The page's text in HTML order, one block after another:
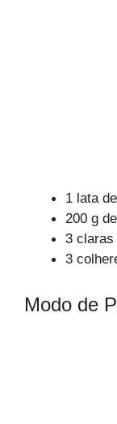
1 lata
200 g
3 claras
3
Modo de